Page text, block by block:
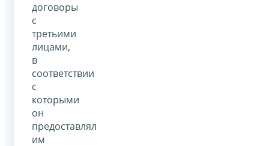
договоры
с
третьими
лицами,
в
соответствии
с
которыми
он
предоставлял
им